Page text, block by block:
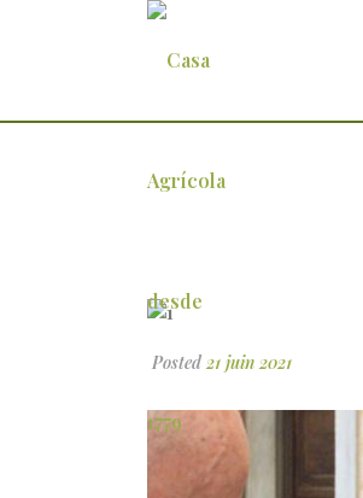
1
Posted 21 juin 2021